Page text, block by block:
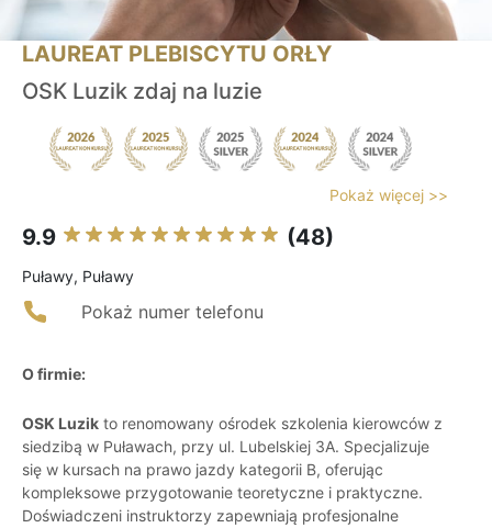
LAUREAT PLEBISCYTU ORŁY
OSK Luzik zdaj na luzie
Pokaż więcej >>
9.9 (48)
Puławy, Puławy
Pokaż numer telefonu
O firmie:
OSK Luzik to renomowany ośrodek szkolenia kierowców z
siedzibą w Puławach, przy ul. Lubelskiej 3A. Specjalizuje
się w kursach na prawo jazdy kategorii B, oferując
kompleksowe przygotowanie teoretyczne i praktyczne.
Doświadczeni instruktorzy zapewniają profesjonalne